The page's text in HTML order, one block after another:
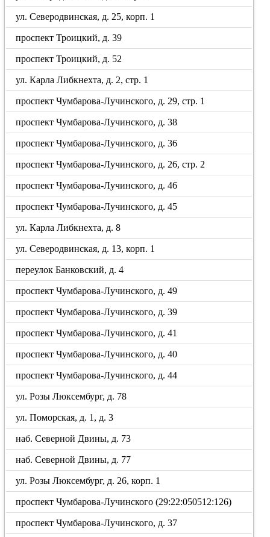
ул. Северодвинская, д. 25, корп. 1
проспект Троицкий, д. 39
проспект Троицкий, д. 52
ул. Карла Либкнехта, д. 2, стр. 1
проспект Чумбарова-Лучинского, д. 29, стр. 1
проспект Чумбарова-Лучинского, д. 38
проспект Чумбарова-Лучинского, д. 36
проспект Чумбарова-Лучинского, д. 26, стр. 2
проспект Чумбарова-Лучинского, д. 46
проспект Чумбарова-Лучинского, д. 45
ул. Карла Либкнехта, д. 8
ул. Северодвинская, д. 13, корп. 1
переулок Банковский, д. 4
проспект Чумбарова-Лучинского, д. 49
проспект Чумбарова-Лучинского, д. 39
проспект Чумбарова-Лучинского, д. 41
проспект Чумбарова-Лучинского, д. 40
проспект Чумбарова-Лучинского, д. 44
ул. Розы Люксембург, д. 78
ул. Поморская, д. 1, д. 3
наб. Северной Двины, д. 73
наб. Северной Двины, д. 77
ул. Розы Люксембург, д. 26, корп. 1
проспект Чумбарова-Лучинского (29:22:050512:126)
проспект Чумбарова-Лучинского, д. 37